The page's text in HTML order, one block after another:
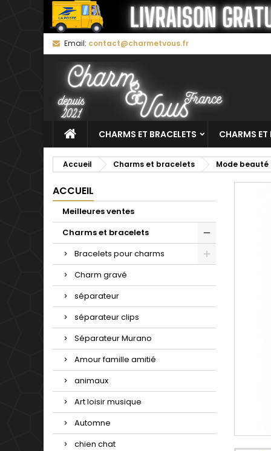
Email: contact@charmetvous.fr
CHARMS ET BRACELETS CHARMS ET
Accueil Charms et bracelets Mode beauté
ACCUEIL
Meilleures ventes
Charms et bracelets
Bracelets pour charms
Charm gravé
séparateur
séparateur clips
Séparateur Murano
Amour famille amitié
animaux
Art loisir musique
Automne
chien chat